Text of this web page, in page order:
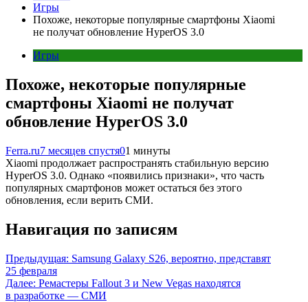
Игры
Похоже, некоторые популярные смартфоны Xiaomi
не получат обновление HyperOS 3.0
Игры
Похоже, некоторые популярные
смартфоны Xiaomi не получат
обновление HyperOS 3.0
Ferra.ru7 месяцев спустя01 минуты
Xiaomi продолжает распространять стабильную версию
HyperOS 3.0. Однако «появились признаки», что часть
популярных смартфонов может остаться без этого
обновления, если верить СМИ.
Навигация по записям
Предыдущая: Samsung Galaxy S26, вероятно, представят
25 февраля
Далее: Ремастеры Fallout 3 и New Vegas находятся
в разработке — СМИ